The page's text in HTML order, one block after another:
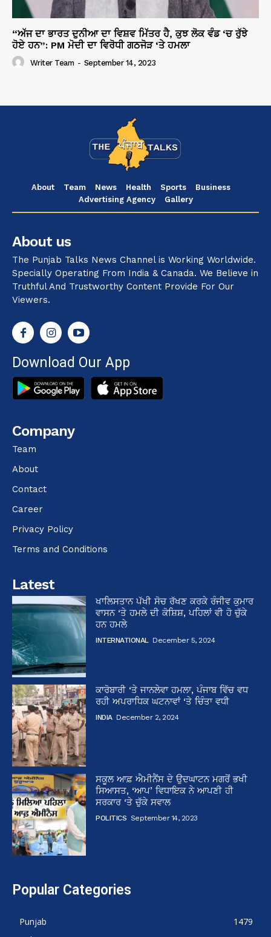
“ਅੱਜ ਦਾ ਭਾਰਤ ਦੁਨੀਆ ਦਾ ਵਿਸ਼ਵ ਮਿੱਤਰ ਹੈ, ਕੁਝ ਲੋਕ ਵੰਡ ‘ਚ ਰੁੱਝੇ
ਹੋਏ ਹਨ”: PM ਮੋਦੀ ਦਾ ਵਿਰੋਧੀ ਗਠਜੋੜ ‘ਤੇ ਹਮਲਾ
Writer Team - September 14, 2023
About Team News Health Sports
Business
Advertising Agency
Gallery
About us
The Punjab Talks News Channel is Working Worldwide.
Specially Operating From India & Canada. We Believe in
Truthful And Trustworthy Content Provide For Our
Viewers.
Download Our App
Company
Team
About
Contact
Career
Privacy Policy
Terms and Conditions
Latest
ਖਾਲਿਸਤਾਨ ਪੱਖੀ ਸੋਚ ਰੱਖਣ ਕਰਕੇ ਰੰਜੀਵ ਕੁਮਾਰ
ਵਾਸਨ ‘ਤੇ ਹਮਲੇ ਦੀ ਕੋਸ਼ਿਸ਼, ਪਹਿਲਾਂ ਵੀ ਹੋ ਚੁੱਕੇ
ਹਨ ਹਮਲੇ
INTERNATIONAL December 5, 2024
ਕਾਰੋਬਾਰੀ ‘ਤੇ ਜਾਨਲੇਵਾ ਹਮਲਾ, ਪੰਜਾਬ ਵਿੱਚ ਵਧ
ਰਹੀ ਅਪਰਾਧਿਕ ਘਟਨਾਵਾਂ ‘ਤੇ ਚਿੰਤਾ ਵਧੀ
INDIA December 2, 2024
ਸਕੂਲ ਆਫ਼ ਐਮੀਨੈਂਸ ਦੇ ਉਦਘਾਟਨ ਮਗਰੋਂ ਭਖੀ
ਸਿਆਸਤ, ‘ਆਪ’ ਵਿਧਾਇਕ ਨੇ ਆਪਣੀ ਹੀ
ਸਰਕਾਰ ‘ਤੇ ਚੁੱਕੇ ਸਵਾਲ
POLITICS September 14, 2023
Popular Categories
Punjab
1479